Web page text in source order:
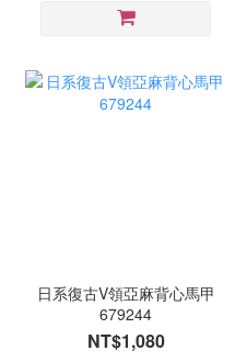
日系復古V領亞麻背心馬甲
679244
NT$1,080